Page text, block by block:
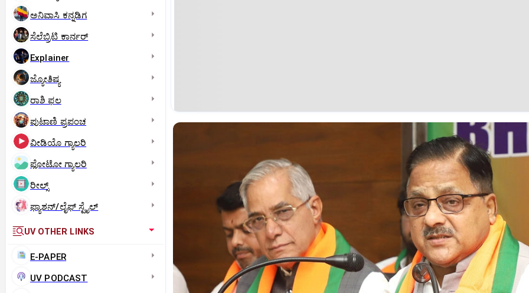
ಅನಿವಾಸಿ ಕನ್ನಡಿಗ
ಸೆಲೆಬ್ರಿಟಿ ಕಾರ್ನರ್‌
Explainer
ಜ್ಯೋತಿಷ್ಯ
ರಾಶಿ ಫಲ
ಪುಟಾಣಿ ಪ್ರಪಂಚ
ವೀಡಿಯೊ ಗ್ಯಾಲರಿ
ಫೋಟೋ ಗ್ಯಾಲರಿ
ರೀಲ್ಸ್
ಫ್ಯಾಶನ್/ಲೈಫ್‌ ಸ್ಟೈಲ್
UV OTHER LINKS
E-PAPER
UV PODCAST